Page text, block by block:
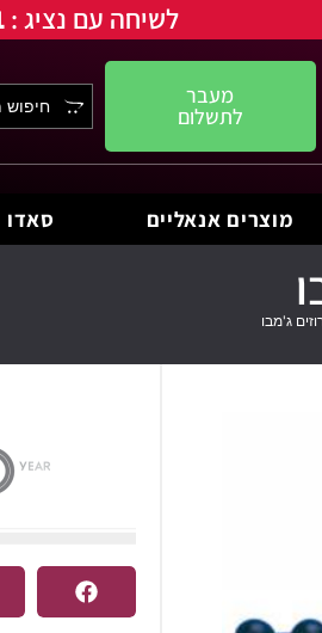
לשיחה עם נציג :
מעבר
לתשלום
מוצרים אנאליים סאדו
ג'מבו